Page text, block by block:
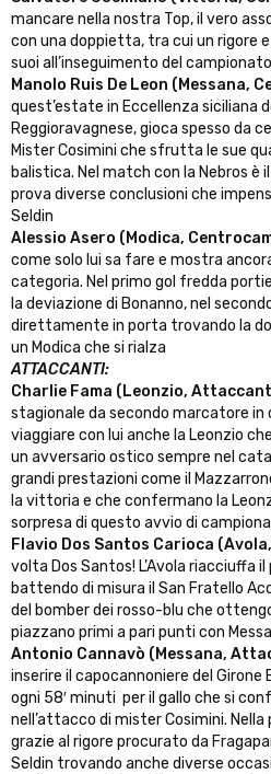
mancare nella nostra Top, il vero
con una doppietta, tra cui un rigore
suoi all’inseguimento del
Manolo Ruis De Leon (Messana,
quest’estate in Eccellenza siciliana
Reggioravagnese, gioca spesso da
Mister Cosimini che sfrutta le sue
balistica. Nel match con la Nebros è
prova diverse conclusioni che
Seldin
Alessio Asero (Modica,
come solo lui sa fare e mostra
categoria. Nel primo gol fredda
la deviazione di Bonanno, nel
direttamente in porta trovando la
un Modica che si rialza
ATTACCANTI:
Charlie Fama (Leonzio,
stagionale da secondo marcatore
viaggiare con lui anche la Leonzio
un avversario ostico sempre nel
grandi prestazioni come il
la vittoria e che confermano la
sorpresa di questo avvio di
Flavio Dos Santos Carioca
volta Dos Santos! L’Avola riacciuffa
battendo di misura il San Fratello
del bomber dei rosso-blu che
piazzano primi a pari punti con
Antonio Cannavò (Messana,
inserire il capocannoniere del Girone
ogni 58′ minuti per il gallo che si
nell’attacco di mister Cosimini.
grazie al rigore procurato da
Seldin trovando anche diverse